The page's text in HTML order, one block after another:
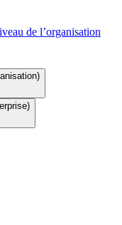
de l’organisation